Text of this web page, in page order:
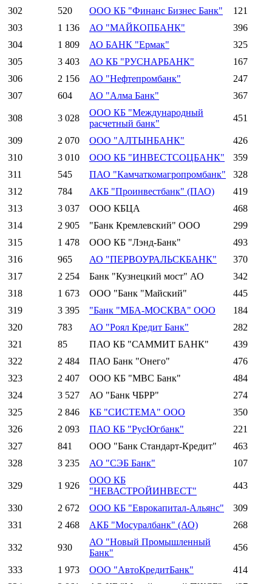
302 520 ООО КБ "Финанс Бизнес Банк"
121
303
1 136 АО "МАЙКОПБАНК"
396
304
1 809 АО БАНК "Ермак"
325
305
3 403 АО КБ "РУСНАРБАНК"
167
306
2 156 АО "Нефтепромбанк"
247
307
604 АО "Алма Банк" 367
308 3 028
ООО КБ "Международный
расчетный банк"
451
309 2 070 ООО "АЛТЫНБАНК"
426
310
3 010 ООО КБ "ИНВЕСТСОЦБАНК"
359
311
545 ПАО "Камчаткомагропромбанк"
328
312
784 АКБ "Проинвестбанк" (ПАО)
419
313
3 037 ООО КБЦА
468
314
2 905 "Банк Кремлевский" ООО
299
315
1 478 ООО КБ "Лэнд-Банк"
493
316
965 АО "ПЕРВОУРАЛЬСКБАНК"
370
317
2 254 Банк "Кузнецкий мост" АО
342
318
1 673 ООО "Банк "Майский"
445
319
3 395 "Банк "МБА-МОСКВА" ООО
184
320
783 АО "Роял Кредит Банк"
282
321
85 ПАО КБ "САММИТ БАНК"
439
322
2 484 ПАО Банк "Онего"
476
323
2 407 ООО КБ "МВС Банк"
484
324
3 527 АО "Банк ЧБРР"
274
325
2 846 КБ "СИСТЕМА" ООО
350
326
2 093 ПАО КБ "РусЮгбанк"
221
327
841 ООО "Банк Стандарт-Кредит"
463
328
3 235 АО "СЭБ Банк" 107
329 1 926
ООО КБ
"НЕВАСТРОЙИНВЕСТ"
443
330 2 672 ООО КБ "Еврокапитал-Альянс"
309
331
2 468 АКБ "Мосуралбанк" (АО) 268
332 930
АО "Новый Промышленный
Банк"
456
333 1 973 ООО "АвтоКредитБанк"
414